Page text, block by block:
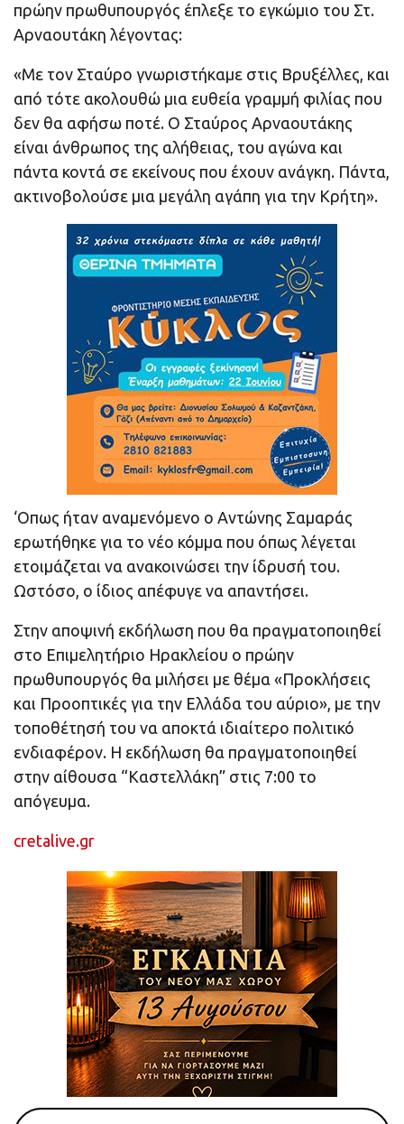
πρώην πρωθυπουργός έπλεξε το εγκώμιο του Στ.
Αρναουτάκη λέγοντας:
«Με τον Σταύρο γνωριστήκαμε στις Βρυξέλλες, και
από τότε ακολουθώ μια ευθεία γραμμή φιλίας που
δεν θα αφήσω ποτέ. Ο Σταύρος Αρναουτάκης
είναι άνθρωπος της αλήθειας, του αγώνα και
πάντα κοντά σε εκείνους που έχουν ανάγκη. Πάντα,
ακτινοβολούσε μια μεγάλη αγάπη για την Κρήτη».
‘Οπως ήταν αναμενόμενο ο Αντώνης Σαμαράς
ερωτήθηκε για το νέο κόμμα που όπως λέγεται
ετοιμάζεται να ανακοινώσει την ίδρυσή του.
Ωστόσο, ο ίδιος απέφυγε να απαντήσει.
Στην αποψινή εκδήλωση που θα πραγματοποιηθεί
στο Επιμελητήριο Ηρακλείου ο πρώην
πρωθυπουργός θα μιλήσει με θέμα «Προκλήσεις
και Προοπτικές για την Ελλάδα του αύριο», με την
τοποθέτησή του να αποκτά ιδιαίτερο πολιτικό
ενδιαφέρον. Η εκδήλωση θα πραγματοποιηθεί
στην αίθουσα “Καστελλάκη” στις 7:00 το
απόγευμα.
cretalive.gr